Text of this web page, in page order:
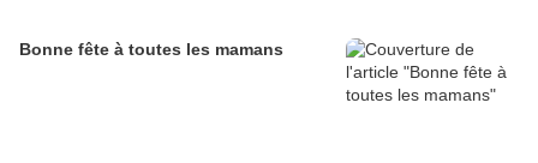
Bonne fête à toutes les mamans